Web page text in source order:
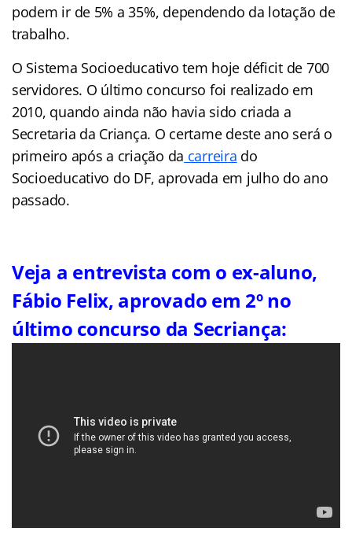
podem ir de 5% a 35%, dependendo da lotação de
trabalho.
O Sistema Socioeducativo tem hoje déficit de 700
servidores. O último concurso foi realizado em
2010, quando ainda não havia sido criada a
Secretaria da Criança. O certame deste ano será o
primeiro após a criação da carreira do
Socioeducativo do DF, aprovada em julho do ano
passado.
Veja a entrevista com o ex-aluno,
Fábio Felix, aprovado em 2º no
último concurso da Secriança: